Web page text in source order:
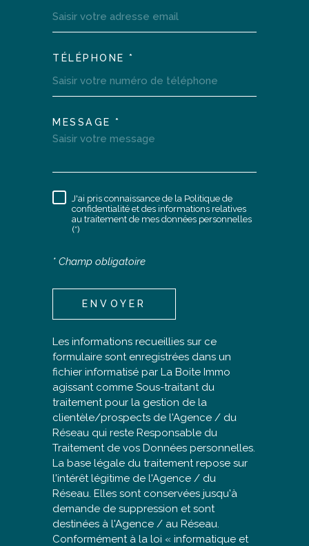
TÉLÉPHONE *
MESSAGE *
RÈGLEMENTATION
J'ai pris connaissance de la Politique de
confidentialité et des informations relatives
au traitement de mes données personnelles
(*)
* Champ obligatoire
ENVOYER
Les informations recueillies sur ce
formulaire sont enregistrées dans un
fichier informatisé par La Boite Immo
agissant comme Sous-traitant du
traitement pour la gestion de la
clientèle/prospects de l'Agence / du
Réseau qui reste Responsable du
Traitement de vos Données personnelles.
La base légale du traitement repose sur
l'intérêt légitime de l'Agence / du
Réseau. Elles sont conservées jusqu'à
demande de suppression et sont
destinées à l'Agence / au Réseau.
Conformément à la loi « informatique et